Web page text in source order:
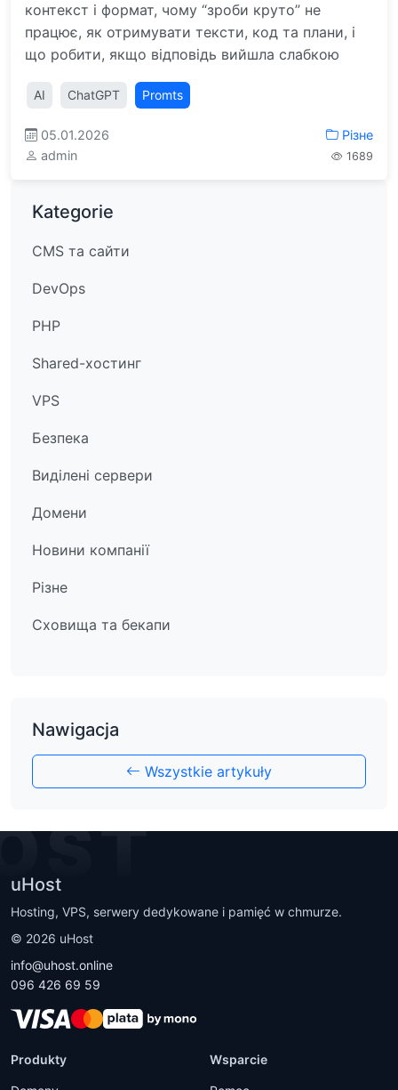
контекст і формат, чому “зроби круто” не
працює, як отримувати тексти, код та плани, і
що робити, якщо відповідь вийшла слабкою
AI ChatGPT Promts
05.01.2026
admin
Різне
1689
Kategorie
CMS та сайти
DevOps
PHP
Shared-хостинг
VPS
Безпека
Виділені сервери
Домени
Новини компанії
Різне
Сховища та бекапи
Nawigacja
Wszystkie artykuły
uHost
Hosting, VPS, serwery dedykowane i pamięć w chmurze.
© 2026 uHost
info@uhost.online
096 426 69 59
Produkty Wsparcie